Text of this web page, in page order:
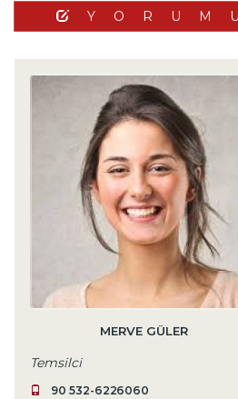
MERVE GÜLER
Temsilci
90 532-6226060